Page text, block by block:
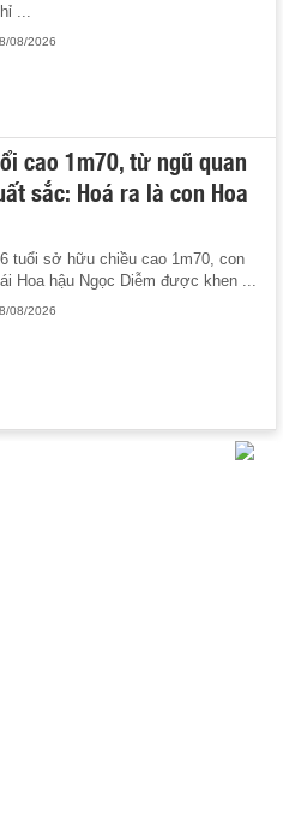
...
08/2026
cao 1m70, từ ngũ quan
sắc: Hoá ra là con Hoa
tuổi sở hữu chiều cao 1m70, con
Hoa hậu Ngọc Diễm được khen ...
08/2026